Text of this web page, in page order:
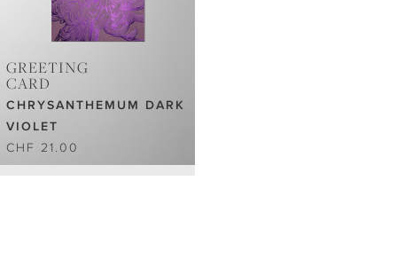
GREETING
CARD
CHRYSANTHEMUM DARK
VIOLET
CHF 21.00